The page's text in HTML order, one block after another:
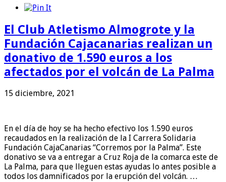
El Club Atletismo Almogrote y la
Fundación Cajacanarias realizan un
donativo de 1.590 euros a los
afectados por el volcán de La Palma
15 diciembre, 2021
En el día de hoy se ha hecho efectivo los 1.590 euros
recaudados en la realización de la I Carrera Solidaria
Fundación CajaCanarias “Corremos por la Palma”. Este
donativo se va a entregar a Cruz Roja de la comarca este de
La Palma, para que lleguen estas ayudas lo antes posible a
todos los damnificados por la erupción del volcán. …